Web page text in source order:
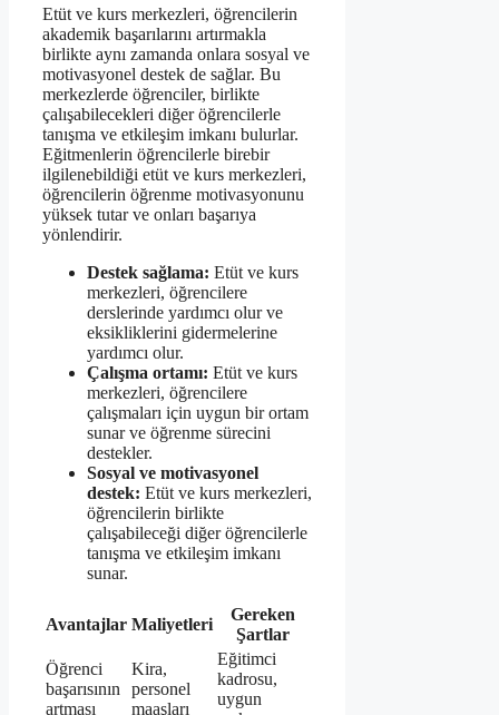
Etüt ve kurs merkezleri, öğrencilerin
akademik başarılarını artırmakla
birlikte aynı zamanda onlara sosyal ve
motivasyonel destek de sağlar. Bu
merkezlerde öğrenciler, birlikte
çalışabilecekleri diğer öğrencilerle
tanışma ve etkileşim imkanı bulurlar.
Eğitmenlerin öğrencilerle birebir
ilgilenebildiği etüt ve kurs merkezleri,
öğrencilerin öğrenme motivasyonunu
yüksek tutar ve onları başarıya
yönlendirir.
Destek sağlama: Etüt ve kurs
merkezleri, öğrencilere
derslerinde yardımcı olur ve
eksikliklerini gidermelerine
yardımcı olur.
Çalışma ortamı: Etüt ve kurs
merkezleri, öğrencilere
çalışmaları için uygun bir ortam
sunar ve öğrenme sürecini
destekler.
Sosyal ve motivasyonel
destek: Etüt ve kurs merkezleri,
öğrencilerin birlikte
çalışabileceği diğer öğrencilerle
tanışma ve etkileşim imkanı
sunar.
Avantajlar Maliyetleri
Gereken
Şartlar
Öğrenci
başarısının
artması
Kira,
personel
maaşları
Eğitimci
kadrosu,
uygun